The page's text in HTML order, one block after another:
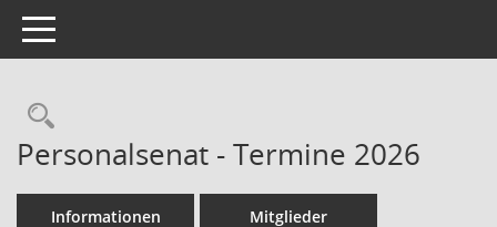
Toggle navigation
Rechercheauswahl
Personalsenat - Termine 2026
Informationen Mitglieder